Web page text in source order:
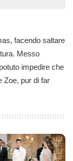
facendo saltare
Messo
impedire che
Zoe, pur di far